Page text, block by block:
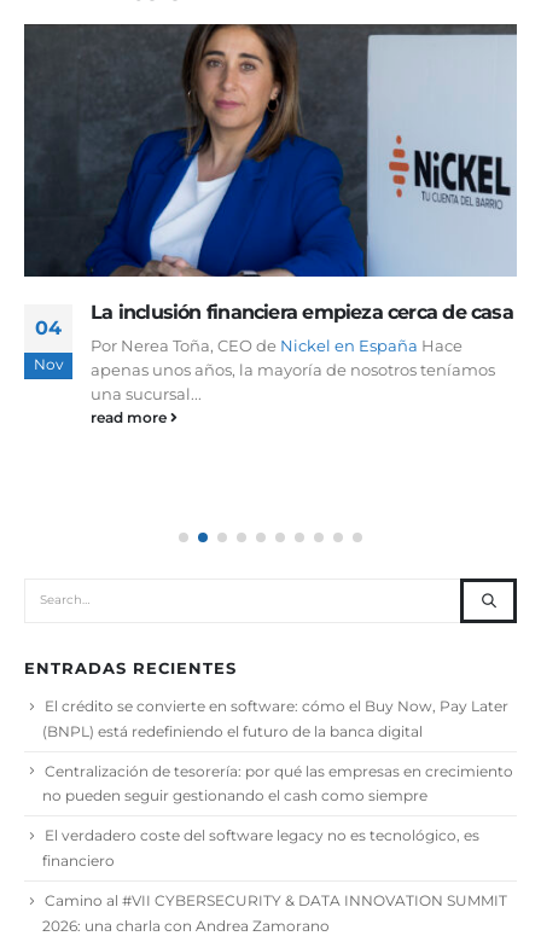
04
Nov
La inclusión financiera empieza cerca de casa
Por Nerea Toña, CEO de Nickel en España Hace
apenas unos años, la mayoría de nosotros teníamos
una sucursal...
read more
ENTRADAS RECIENTES
El crédito se convierte en software: cómo el Buy Now, Pay Later
(BNPL) está redefiniendo el futuro de la banca digital
Centralización de tesorería: por qué las empresas en crecimiento
no pueden seguir gestionando el cash como siempre
El verdadero coste del software legacy no es tecnológico, es
financiero
Camino al #VII CYBERSECURITY & DATA INNOVATION SUMMIT
2026: una charla con Andrea Zamorano